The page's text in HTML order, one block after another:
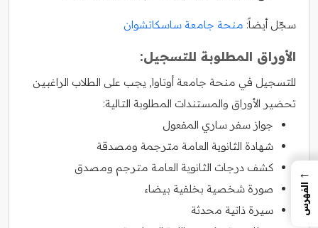
سجّل أيضاً: منحة جامعة ساسكاتشوان
الأوراق المطلوبة للتسجيل:
للتسجيل في منحة جامعة أوتاوا, يجب على الطلاب الراغبين
تحضير الأوراق والمستندات المطلوبة التالية:
جواز سفر ساري المفعول
شهادة الثانوية العامة مترجمة ومصدقة
كشف درجات الثانوية العامة مترجم ومصدق
صورة شخصية بخلفية بيضاء
سيرة ذاتية محدثة
←
الفهرس